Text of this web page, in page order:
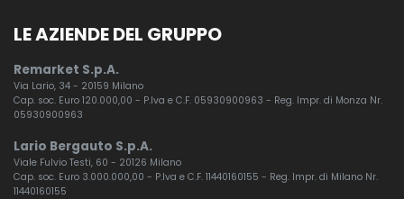
LE AZIENDE DEL GRUPPO
Remarket S.p.A.
Via Lario, 34 - 20159 Milano
Cap. soc. Euro 120.000,00 - P.Iva e C.F. 05930900963 - Reg. Impr. di Monza Nr.
05930900963
Lario Bergauto S.p.A.
Viale Fulvio Testi, 60 - 20126 Milano
Cap. soc. Euro 3.000.000,00 - P.Iva e C.F. 11440160155 - Reg. Impr. di Milano Nr.
11440160155